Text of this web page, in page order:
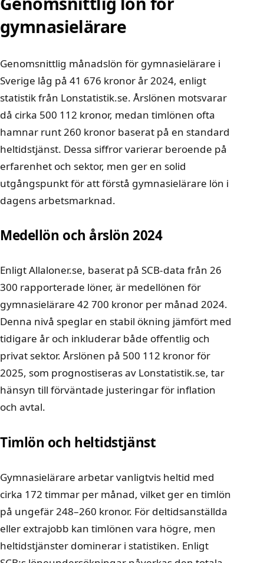
gymnasielärare
Genomsnittlig månadslön för gymnasielärare i
Sverige låg på 41 676 kronor år 2024, enligt
statistik från Lonstatistik.se. Årslönen motsvarar
då cirka 500 112 kronor, medan timlönen ofta
hamnar runt 260 kronor baserat på en standard
heltidstjänst. Dessa siffror varierar beroende på
erfarenhet och sektor, men ger en solid
utgångspunkt för att förstå gymnasielärare lön i
dagens arbetsmarknad.
Medellön och årslön 2024
Enligt Allaloner.se, baserat på SCB-data från 26
300 rapporterade löner, är medellönen för
gymnasielärare 42 700 kronor per månad 2024.
Denna nivå speglar en stabil ökning jämfört med
tidigare år och inkluderar både offentlig och
privat sektor. Årslönen på 500 112 kronor för
2025, som prognostiseras av Lonstatistik.se, tar
hänsyn till förväntade justeringar för inflation
och avtal.
Timlön och heltidstjänst
Gymnasielärare arbetar vanligtvis heltid med
cirka 172 timmar per månad, vilket ger en timlön
på ungefär 248–260 kronor. För deltidsanställda
eller extrajobb kan timlönen vara högre, men
heltidstjänster dominerar i statistiken. Enligt